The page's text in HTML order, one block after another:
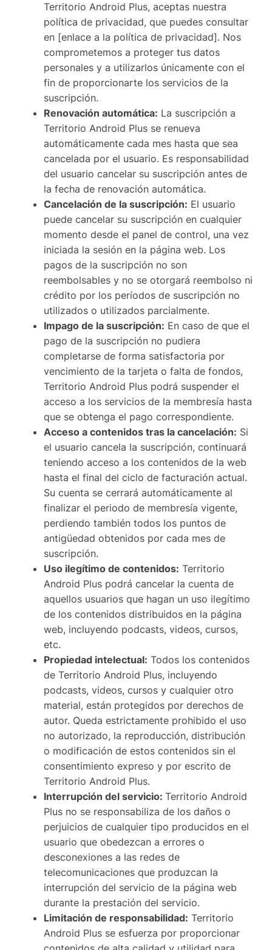
Territorio Android Plus, aceptas nuestra
política de privacidad, que puedes consultar
en [enlace a la política de privacidad]. Nos
comprometemos a proteger tus datos
personales y a utilizarlos únicamente con el
fin de proporcionarte los servicios de la
suscripción.
Renovación automática: La suscripción a
Territorio Android Plus se renueva
automáticamente cada mes hasta que sea
cancelada por el usuario. Es responsabilidad
del usuario cancelar su suscripción antes de
la fecha de renovación automática.
Cancelación de la suscripción: El usuario
puede cancelar su suscripción en cualquier
momento desde el panel de control, una vez
iniciada la sesión en la página web. Los
pagos de la suscripción no son
reembolsables y no se otorgará reembolso ni
crédito por los períodos de suscripción no
utilizados o utilizados parcialmente.
Impago de la suscripción: En caso de que el
pago de la suscripción no pudiera
completarse de forma satisfactoria por
vencimiento de la tarjeta o falta de fondos,
Territorio Android Plus podrá suspender el
acceso a los servicios de la membresía hasta
que se obtenga el pago correspondiente.
Acceso a contenidos tras la cancelación: Si
el usuario cancela la suscripción, continuará
teniendo acceso a los contenidos de la web
hasta el final del ciclo de facturación actual.
Su cuenta se cerrará automáticamente al
finalizar el periodo de membresía vigente,
perdiendo también todos los puntos de
antigüedad obtenidos por cada mes de
suscripción.
Uso ilegítimo de contenidos: Territorio
Android Plus podrá cancelar la cuenta de
aquellos usuarios que hagan un uso ilegítimo
de los contenidos distribuidos en la página
web, incluyendo podcasts, videos, cursos,
etc.
Propiedad intelectual: Todos los contenidos
de Territorio Android Plus, incluyendo
podcasts, videos, cursos y cualquier otro
material, están protegidos por derechos de
autor. Queda estrictamente prohibido el uso
no autorizado, la reproducción, distribución
o modificación de estos contenidos sin el
consentimiento expreso y por escrito de
Territorio Android Plus.
Interrupción del servicio: Territorio Android
Plus no se responsabiliza de los daños o
perjuicios de cualquier tipo producidos en el
usuario que obedezcan a errores o
desconexiones a las redes de
telecomunicaciones que produzcan la
interrupción del servicio de la página web
durante la prestación del servicio.
Limitación de responsabilidad: Territorio
Android Plus se esfuerza por proporcionar